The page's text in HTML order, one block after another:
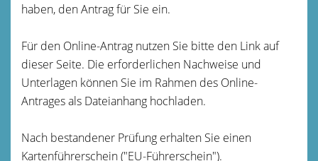
haben, den Antrag für Sie ein.
Für den Online-Antrag nutzen Sie bitte den Link auf
dieser Seite. Die erforderlichen Nachweise und
Unterlagen können Sie im Rahmen des Online-
Antrages als Dateianhang hochladen.
Nach bestandener Prüfung erhalten Sie einen
Kartenführerschein ("EU-Führerschein").